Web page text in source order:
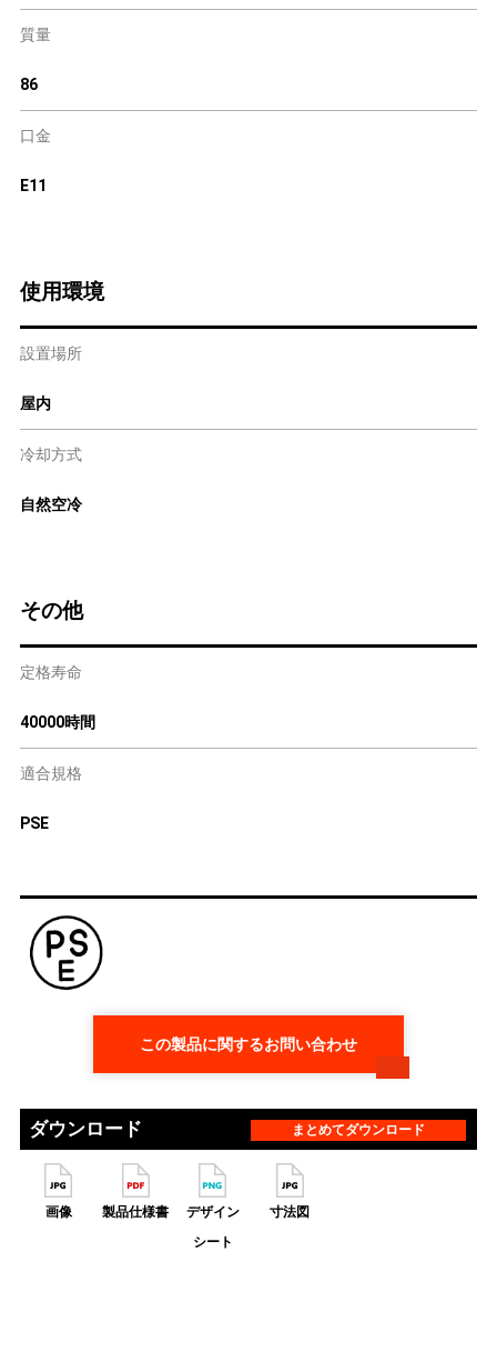
質量
86
口金
E11
使用環境
設置場所
屋内
冷却方式
自然空冷
その他
定格寿命
40000時間
適合規格
PSE
この製品に関するお問い合わせ
ダウンロード まとめてダウンロード
画像 製品仕様書
デザイン
シート
寸法図